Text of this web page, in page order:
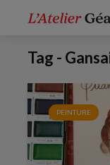
Tag -
PEINTURE